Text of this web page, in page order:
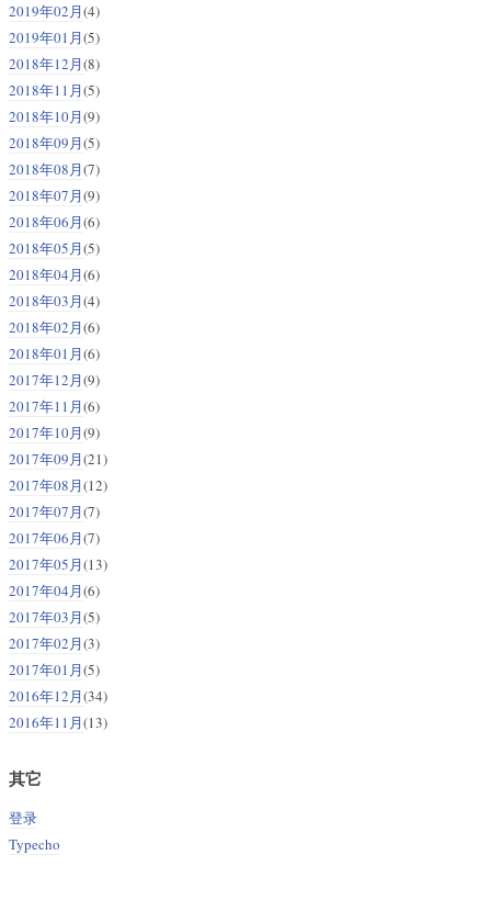
2019年02月(4)
2019年01月(5)
2018年12月(8)
2018年11月(5)
2018年10月(9)
2018年09月(5)
2018年08月(7)
2018年07月(9)
2018年06月(6)
2018年05月(5)
2018年04月(6)
2018年03月(4)
2018年02月(6)
2018年01月(6)
2017年12月(9)
2017年11月(6)
2017年10月(9)
2017年09月(21)
2017年08月(12)
2017年07月(7)
2017年06月(7)
2017年05月(13)
2017年04月(6)
2017年03月(5)
2017年02月(3)
2017年01月(5)
2016年12月(34)
2016年11月(13)
其它
登录
Typecho